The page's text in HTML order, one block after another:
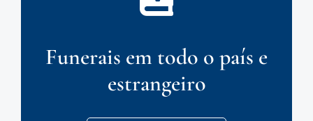
Funerais em todo o país e
estrangeiro